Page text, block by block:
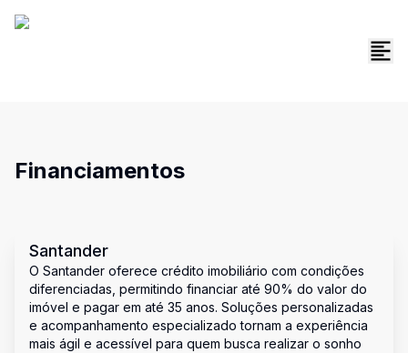
Financiamentos
Santander
O Santander oferece crédito imobiliário com condições
diferenciadas, permitindo financiar até 90% do valor do
imóvel e pagar em até 35 anos. Soluções personalizadas
e acompanhamento especializado tornam a experiência
mais ágil e acessível para quem busca realizar o sonho